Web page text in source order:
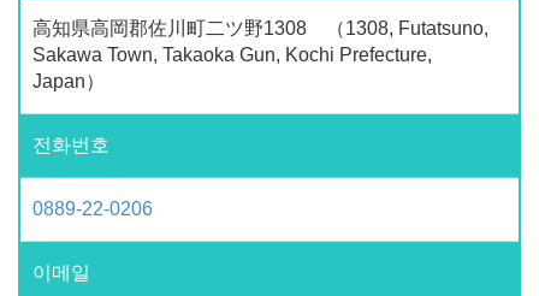
高知県高岡郡佐川町二ツ野1308 （1308, Futatsuno,
Sakawa Town, Takaoka Gun, Kochi Prefecture,
Japan）
전화번호
0889-22-0206
이메일